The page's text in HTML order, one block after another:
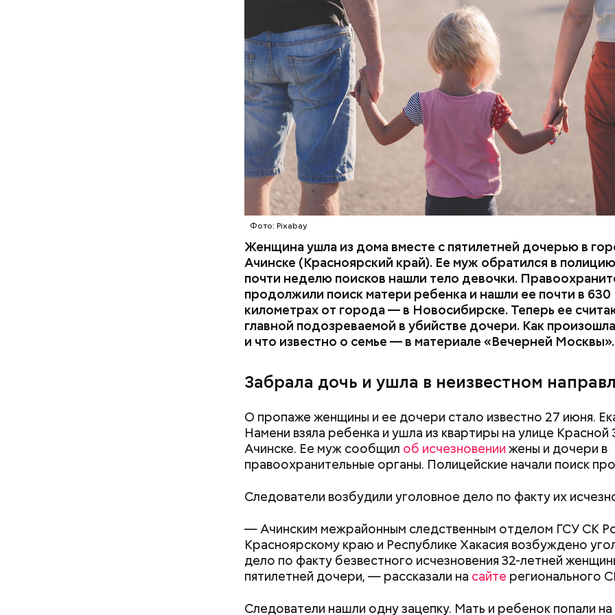
Фото: Pixabay
Женщина ушла из дома вместе с пятилетней дочерью в
Ачинске (Красноярский край). Ее муж обратился в
почти неделю поисков нашли тело девочки.
продолжили поиск матери ребенка и нашли ее почти в 630
километрах от города — в Новосибирске. Теперь ее
главной подозреваемой в убийстве дочери. Как
и что известно о семье — в материале «Вечерней Москвы».
Забрала дочь и ушла в неизвестном
О пропаже женщины и ее дочери стало известно 27 июня.
Намени взяла ребенка и ушла из квартиры на улице Красной
Ачинске. Ее муж сообщил об исчезновении жены и дочери в
правоохранительные органы. Полицейские начали поиск
Следователи возбудили уголовное дело по факту их
— Ачинским межрайонным следственным отделом ГСУ СК
Красноярскому краю и Республике Хакасия возбуждено
дело по факту безвестного исчезновения 32-летней
пятилетней дочери, — рассказали на сайте регионального
Следователи нашли одну зацепку. Мать и ребенок попали
Гусейн Гасанов на момент начала расследования
Узнав о своем заочном аресте, блогер заявил, что ни в чем не
уже погасил все долги перед налоговой на еще большую
Задолжала
полмиллиарда:
о звездном
Тлиашиновой
— Видел новости. Да, звучит громко — «заочный арест», но
не так драматично. Все вопросы по налогам были закрыты
прошлом году, — писал он в блоге.
Мошенничество
за что блогершу
Карапетян
из ОАЭ